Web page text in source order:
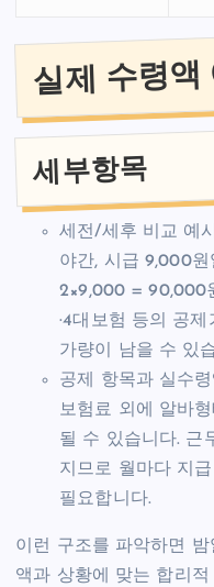
실제 수령액
세부항목
세전/세후 비교 예
야간, 시급 9,000원
2×9,000 = 90,000
·4대보험 등의 공
가량이 남을 수 있
공제 항목과 실수
보험료 외에 알바
될 수 있습니다. 근
지므로 월마다 지
필요합니다.
이런 구조를 파악하면
액과 상황에 맞는 합리